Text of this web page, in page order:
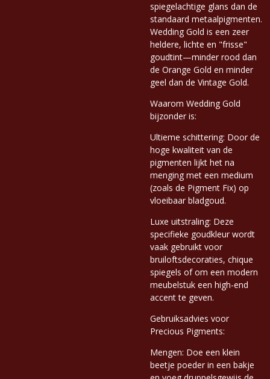
spiegelachtige glans dan de
standaard metaalpigmenten.
Wedding Gold is een zeer
heldere, lichte en "frisse"
goudtint—minder rood dan
de Orange Gold en minder
geel dan de Vintage Gold.
Waarom Wedding Gold
bijzonder is:
Ultieme schittering: Door de
hoge kwaliteit van de
pigmenten lijkt het na
menging met een medium
(zoals de Pigment Fix) op
vloeibaar bladgoud.
Luxe uitstraling: Deze
specifieke goudkleur wordt
vaak gebruikt voor
bruiloftsdecoraties, chique
spiegels of om een modern
meubelstuk een high-end
accent te geven.
Gebruiksadvies voor
Precious Pigments:
Mengen: Doe een klein
beetje poeder in een bakje